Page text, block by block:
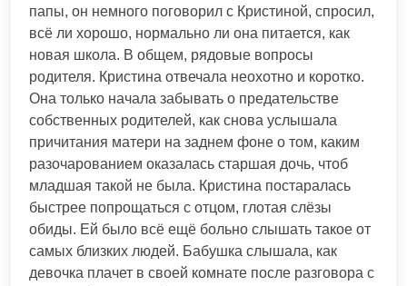
папы, он немного поговорил с Кристиной, спросил,
всё ли хорошо, нормально ли она питается, как
новая школа. В общем, рядовые вопросы
родителя. Кристина отвечала неохотно и коротко.
Она только начала забывать о предательстве
собственных родителей, как снова услышала
причитания матери на заднем фоне о том, каким
разочарованием оказалась старшая дочь, чтоб
младшая такой не была. Кристина постаралась
быстрее попрощаться с отцом, глотая слёзы
обиды. Ей было всё ещё больно слышать такое от
самых близких людей. Бабушка слышала, как
девочка плачет в своей комнате после разговора с